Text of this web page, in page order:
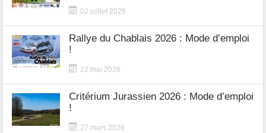
02 juillet 2026
Rallye du Chablais 2026 : Mode d’emploi
!
22 mai 2026
Critérium Jurassien 2026 : Mode d’emploi
!
27 mars 2026